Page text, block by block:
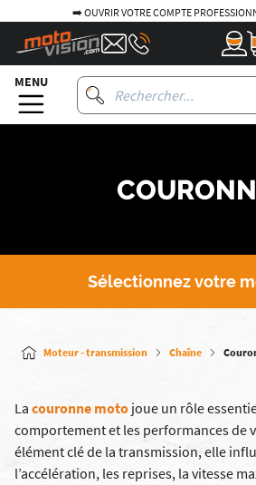
➡️ OUVRIR VOTRE COMPTE
MENU
Sélectionnez votre
Moteur - transmission Chaîne
La couronne moto joue un rôle
comportement et les performances de
élément clé de la transmission, elle
l’accélération, les reprises, la vitesse